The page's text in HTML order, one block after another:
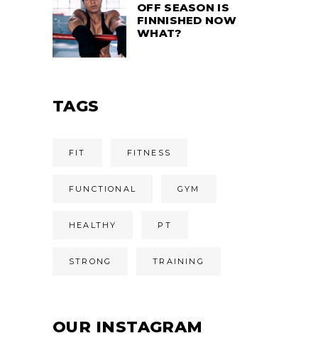
OFF SEASON IS
FINNISHED NOW
WHAT?
TAGS
FIT FITNESS
FUNCTIONAL GYM
HEALTHY PT
STRONG TRAINING
OUR INSTAGRAM